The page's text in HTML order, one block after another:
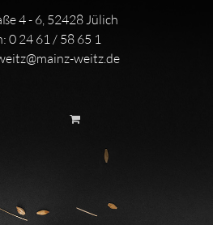
4 - 6, 52428 Jülich
0 24 61 / 58 65 1
weitz.de